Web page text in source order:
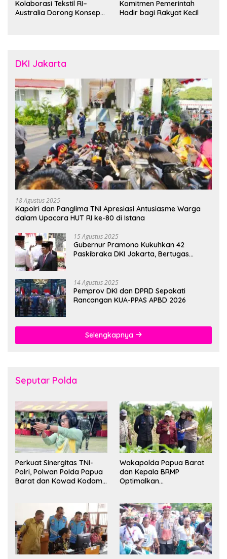
Kolaborasi Tekstil RI–
Australia Dorong Konsep
Komitmen Pemerintah
Hadir bagi Rakyat Kecil
DKI Jakarta
18 Agustus 2025
Kapolri dan Panglima TNI Apresiasi Antusiasme Warga
dalam Upacara HUT RI ke-80 di Istana
15 Agustus 2025
Gubernur Pramono Kukuhkan 42
Paskibraka DKI Jakarta, Bertugas
14 Agustus 2025
Pemprov DKI dan DPRD Sepakati
Rancangan KUA-PPAS APBD 2026
Selengkapnya
Seputar Polda
Perkuat Sinergitas TNI-
Polri, Polwan Polda Papua
Barat dan Kowad Kodam
Persahabatan
Wakapolda Papua Barat
dan Kepala BRMP
Optimalkan
Pangan Papua Barat